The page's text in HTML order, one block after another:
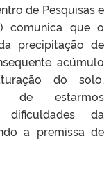
de Pesquisas e
comunica que o
precipitação de
acúmulo
do solo.
de estarmos
dificuldades da
a premissa de